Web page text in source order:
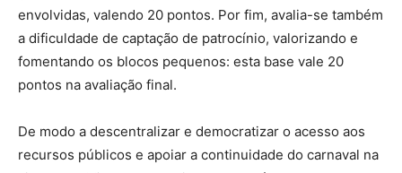
envolvidas, valendo 20 pontos. Por fim, avalia-se também
a dificuldade de captação de patrocínio, valorizando e
fomentando os blocos pequenos: esta base vale 20
pontos na avaliação final.
De modo a descentralizar e democratizar o acesso aos
recursos públicos e apoiar a continuidade do carnaval na